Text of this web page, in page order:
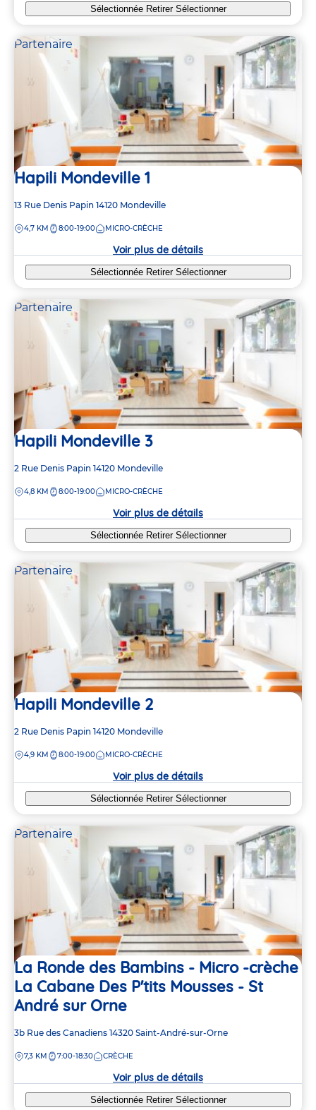
Sélectionnée Retirer Sélectionner
Partenaire
Hapili Mondeville 1
Adresse
la
13 Rue Denis Papin 14120 Mondeville
DISTANCE
4,7 KM 8:00-19:00 MICRO-CRÈCHE
Voir plus de détails
Sélectionnée Retirer Sélectionner
Partenaire
Hapili Mondeville 3
Adresse
la
2 Rue Denis Papin 14120 Mondeville
DISTANCE
4,8 KM 8:00-19:00 MICRO-CRÈCHE
Voir plus de détails
Sélectionnée Retirer Sélectionner
Partenaire
Hapili Mondeville 2
Adresse
la
2 Rue Denis Papin 14120 Mondeville
DISTANCE
4,9 KM 8:00-19:00 MICRO-CRÈCHE
Voir plus de détails
Sélectionnée Retirer Sélectionner
Partenaire
La Ronde des Bambins - Micro -crèche
La Cabane Des P'tits Mousses - St
André sur Orne
Adresse
la
3b Rue des Canadiens 14320 Saint-André-sur-Orne
DISTANCE
7,3 KM 7:00-18:30 CRÈCHE
Voir plus de détails
Sélectionnée Retirer Sélectionner
3
2
3
3
2
3